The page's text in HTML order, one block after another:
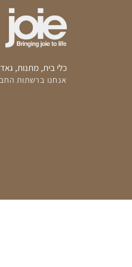
כלי בית, מתנות,
אנחנו ברשתות